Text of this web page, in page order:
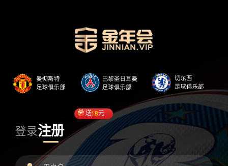
登录注册
送18元